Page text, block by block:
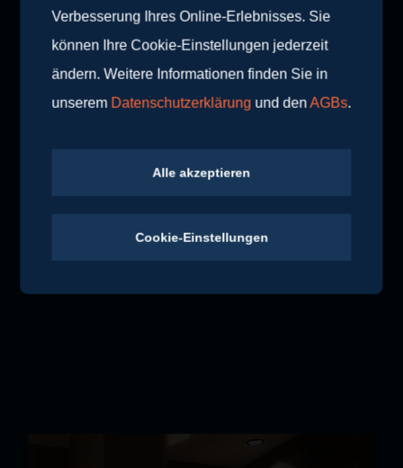
auch im gemeinschaftlichen Wellnessbereich.
Durch die sorgfältig gewählte Ausstattung entsteht ein
Ambiente, das Gästen wie Gastgebern langfristige
Verbesserung Ihres Online-Erlebnisses. Sie
können Ihre Cookie-Einstellungen jederzeit
ändern. Weitere Informationen finden Sie in
unserem Datenschutzerklärung und denAGBs.
Alle akzeptieren
Cookie-Einstellungen